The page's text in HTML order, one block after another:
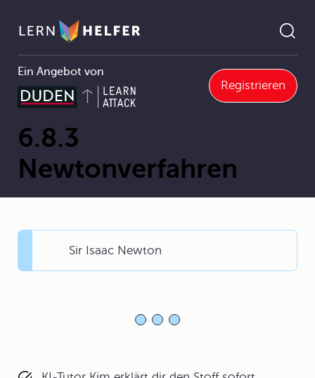
Ein Angebot von
Registrieren
Pfadnavigation
Mathematik Abitur 6.8 Näherungsverfahren zum Lösen von Gleichungen 6.8.3 Newtonverfahren
6.8.3
Newtonverfahren
Sir Isaac Newton